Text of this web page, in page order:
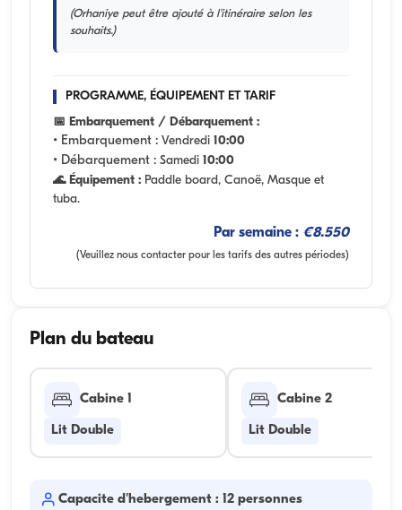
(Orhaniye peut être ajouté à l'itinéraire selon les
souhaits.)
PROGRAMME, ÉQUIPEMENT ET TARIF
📅 Embarquement / Débarquement :
• Embarquement : Vendredi 10:00
• Débarquement : Samedi 10:00
🌊 Équipement : Paddle board, Canoë, Masque et
tuba.
Par semaine : €8.550
(Veuillez nous contacter pour les tarifs des autres périodes)
Plan du bateau
Cabine 1
Lit Double
Cabine 2
Lit Double
Capacite d'hebergement : 12 personnes